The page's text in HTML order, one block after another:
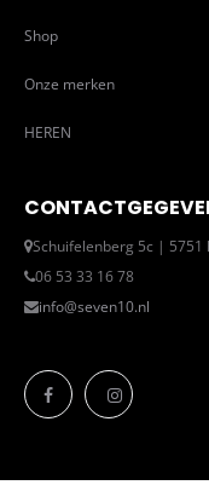
Shop
Onze merken
HEREN
Schuifelenberg 5c | 5751
06 53 33 16 78
info@seven10.nl